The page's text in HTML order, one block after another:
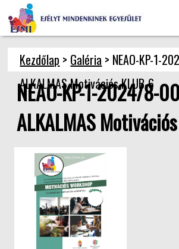
Kezdőlap > Galéria > NEAO-KP-1-
ALKALMAS Motivációs KLUB-6
NEAO-KP-1-2024/8-
ALKALMAS